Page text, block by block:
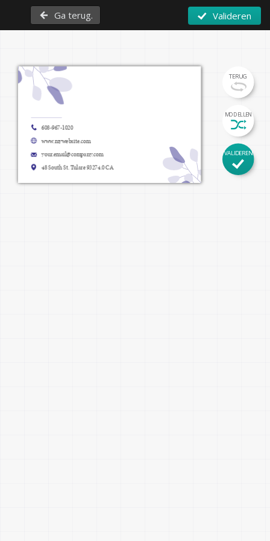
Ga terug. Valideren
TERUG
MODELLEN
VALIDEREN
48 South St. Tulare 93274.0 CA
www.mywebsite.com
your.email@company.com
608-967-1020
www.mywebsite.com
Voornaam Achternaam